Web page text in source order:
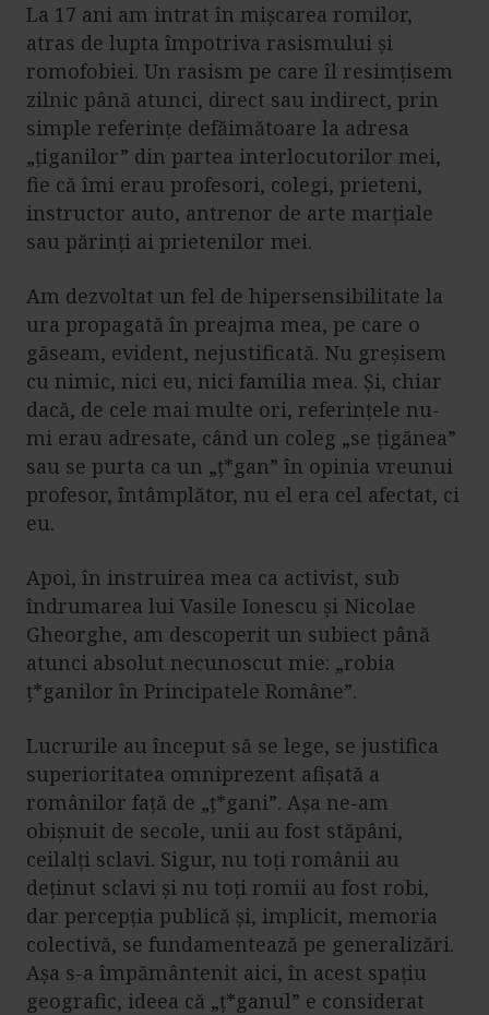
La 17 ani am intrat în mișcarea romilor,
atras de lupta împotriva rasismului și
romofobiei. Un rasism pe care îl resimțisem
zilnic până atunci, direct sau indirect, prin
simple referințe defăimătoare la adresa
„țiganilor” din partea interlocutorilor mei,
fie că îmi erau profesori, colegi, prieteni,
instructor auto, antrenor de arte marțiale
sau părinți ai prietenilor mei.
Am dezvoltat un fel de hipersensibilitate la
ura propagată în preajma mea, pe care o
găseam, evident, nejustificată. Nu greșisem
cu nimic, nici eu, nici familia mea. Și, chiar
dacă, de cele mai multe ori, referințele nu-
mi erau adresate, când un coleg „se țigănea”
sau se purta ca un „ț*gan” în opinia vreunui
profesor, întâmplător, nu el era cel afectat, ci
eu.
Apoi, în instruirea mea ca activist, sub
îndrumarea lui Vasile Ionescu și Nicolae
Gheorghe, am descoperit un subiect până
atunci absolut necunoscut mie: „robia
ț*ganilor în Principatele Române”.
Lucrurile au început să se lege, se justifica
superioritatea omniprezent afișată a
românilor față de „ț*gani”. Așa ne-am
obișnuit de secole, unii au fost stăpâni,
ceilalți sclavi. Sigur, nu toți românii au
deținut sclavi și nu toți romii au fost robi,
dar percepția publică și, implicit, memoria
colectivă, se fundamentează pe generalizări.
Așa s-a împământenit aici, în acest spațiu
geografic, ideea că „ț*ganul” e considerat